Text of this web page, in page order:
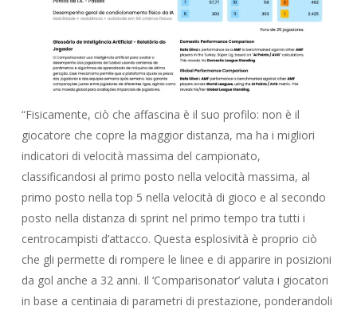
“Fisicamente, ciò che affascina è il suo profilo: non è il
giocatore che copre la maggior distanza, ma ha i migliori
indicatori di velocità massima del campionato,
classificandosi al primo posto nella velocità massima, al
primo posto nella top 5 nella velocità di gioco e al secondo
posto nella distanza di sprint nel primo tempo tra tutti i
centrocampisti d’attacco. Questa esplosività è proprio ciò
che gli permette di rompere le linee e di apparire in posizioni
da gol anche a 32 anni. Il ‘Comparisonator’ valuta i giocatori
in base a centinaia di parametri di prestazione, ponderandoli